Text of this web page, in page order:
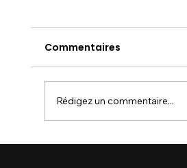
Commentaires
Rédigez un commentaire...